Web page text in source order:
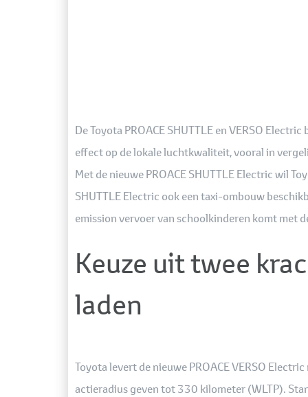
De Toyota PROACE SHUTTLE en VERSO
effect op de lokale luchtkwaliteit, vooral in
Met de nieuwe PROACE SHUTTLE Electric wil
SHUTTLE Electric ook een taxi-ombouw
emission vervoer van schoolkinderen komt met
Keuze uit twee
laden
Toyota levert de nieuwe PROACE VERSO
actieradius geven tot 330 kilometer (WLTP).